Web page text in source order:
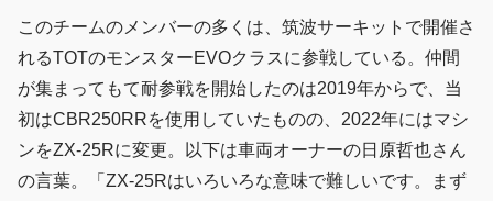
このチームのメンバーの多くは、筑波サーキットで開催さ
れるTOTのモンスターEVOクラスに参戦している。仲間
が集まってもて耐参戦を開始したのは2019年からで、当
初はCBR250RRを使用していたものの、2022年にはマシ
ンをZX-25Rに変更。以下は車両オーナーの日原哲也さん
の言葉。「ZX-25Rはいろいろな意味で難しいです。まず